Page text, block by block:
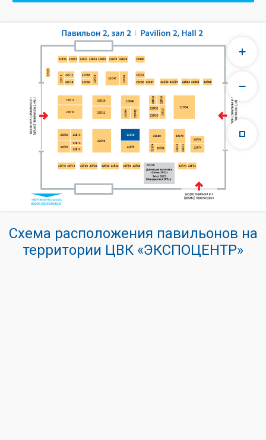
Схема расположения павильонов на
территории ЦВК «ЭКСПОЦЕНТР»